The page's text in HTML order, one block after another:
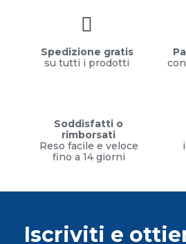
Spedizione gratis
su tutti i prodotti
Soddisfatti o
rimborsati
Reso facile e veloce
fino a 14 giorni
Iscriviti e